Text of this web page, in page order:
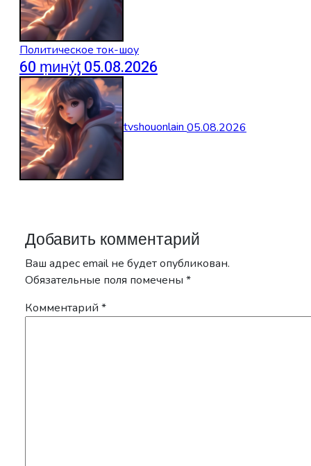
Политическое ток-шоу
60 ṃинẏƫ 05.08.2026
tvshouonlain05.08.2026
Добавить комментарий
Ваш адрес email не будет опубликован.
Обязательные поля помечены *
Комментарий *